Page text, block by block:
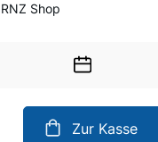
Shop
Datum
Zur Kasse